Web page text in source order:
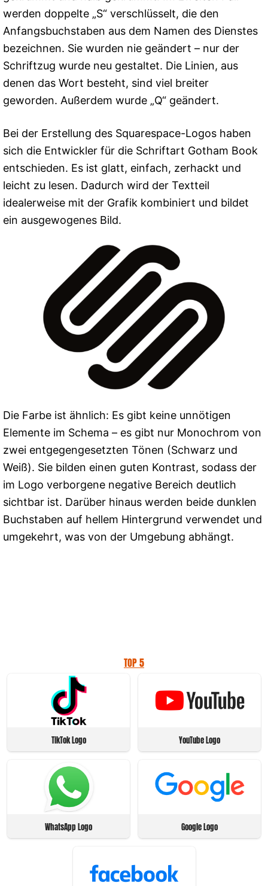
werden doppelte „S“ verschlüsselt, die den
Anfangsbuchstaben aus dem Namen des Dienstes
bezeichnen. Sie wurden nie geändert – nur der
Schriftzug wurde neu gestaltet. Die Linien, aus
denen das Wort besteht, sind viel breiter
geworden. Außerdem wurde „Q“ geändert.
Bei der Erstellung des Squarespace-Logos haben
sich die Entwickler für die Schriftart Gotham Book
entschieden. Es ist glatt, einfach, zerhackt und
leicht zu lesen. Dadurch wird der Textteil
idealerweise mit der Grafik kombiniert und bildet
ein ausgewogenes Bild.
Die Farbe ist ähnlich: Es gibt keine unnötigen
Elemente im Schema – es gibt nur Monochrom von
zwei entgegengesetzten Tönen (Schwarz und
Weiß). Sie bilden einen guten Kontrast, sodass der
im Logo verborgene negative Bereich deutlich
sichtbar ist. Darüber hinaus werden beide dunklen
Buchstaben auf hellem Hintergrund verwendet und
umgekehrt, was von der Umgebung abhängt.
TOP 5
TikTok Logo YouTube Logo
WhatsApp Logo Google Logo